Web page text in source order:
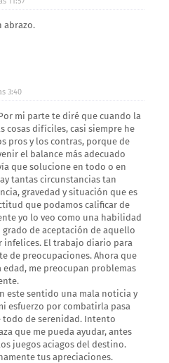
abrazo.
3:40
mi parte te diré que cuando la
cosas difíciles, casi siempre he
pros y los contras, porque de
el balance más adecuado
que solucione en todo o en
tantas circunstancias tan
gravedad y situación que es
que podamos calificar de
yo lo veo como una habilidad
de aceptación de aquello
infelices. El trabajo diario para
de preocupaciones. Ahora que
me preocupan problemas
este sentido una mala noticia y
esfuerzo por combatirla pasa
de serenidad. Intento
que me pueda ayudar, antes
juegos aciagos del destino.
tus apreciaciones.